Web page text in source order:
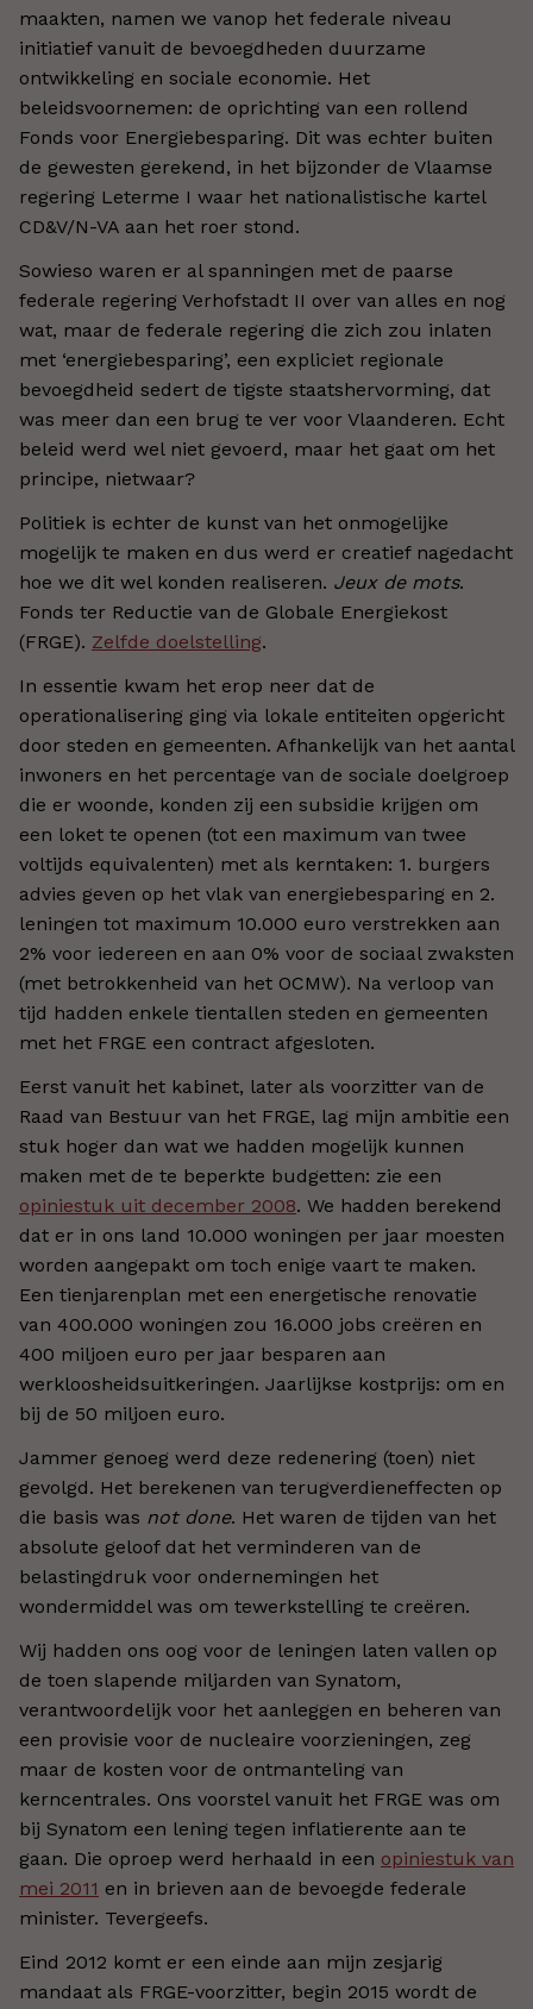
maakten, namen we vanop het federale niveau
initiatief vanuit de bevoegdheden duurzame
ontwikkeling en sociale economie. Het
beleidsvoornemen: de oprichting van een rollend
Fonds voor Energiebesparing. Dit was echter buiten
de gewesten gerekend, in het bijzonder de Vlaamse
regering Leterme I waar het nationalistische kartel
CD&V/N-VA aan het roer stond.
Sowieso waren er al spanningen met de paarse
federale regering Verhofstadt II over van alles en nog
wat, maar de federale regering die zich zou inlaten
met ‘energiebesparing’, een expliciet regionale
bevoegdheid sedert de tigste staatshervorming, dat
was meer dan een brug te ver voor Vlaanderen. Echt
beleid werd wel niet gevoerd, maar het gaat om het
principe, nietwaar?
Politiek is echter de kunst van het onmogelijke
mogelijk te maken en dus werd er creatief nagedacht
hoe we dit wel konden realiseren. Jeux de mots.
Fonds ter Reductie van de Globale Energiekost
(FRGE). Zelfde doelstelling.
In essentie kwam het erop neer dat de
operationalisering ging via lokale entiteiten opgericht
door steden en gemeenten. Afhankelijk van het aantal
inwoners en het percentage van de sociale doelgroep
die er woonde, konden zij een subsidie krijgen om
een loket te openen (tot een maximum van twee
voltijds equivalenten) met als kerntaken: 1. burgers
advies geven op het vlak van energiebesparing en 2.
leningen tot maximum 10.000 euro verstrekken aan
2% voor iedereen en aan 0% voor de sociaal zwaksten
(met betrokkenheid van het OCMW). Na verloop van
tijd hadden enkele tientallen steden en gemeenten
met het FRGE een contract afgesloten.
Eerst vanuit het kabinet, later als voorzitter van de
Raad van Bestuur van het FRGE, lag mijn ambitie een
stuk hoger dan wat we hadden mogelijk kunnen
maken met de te beperkte budgetten: zie een
opiniestuk uit december 2008. We hadden berekend
dat er in ons land 10.000 woningen per jaar moesten
worden aangepakt om toch enige vaart te maken.
Een tienjarenplan met een energetische renovatie
van 400.000 woningen zou 16.000 jobs creëren en
400 miljoen euro per jaar besparen aan
werkloosheidsuitkeringen. Jaarlijkse kostprijs: om en
bij de 50 miljoen euro.
Jammer genoeg werd deze redenering (toen) niet
gevolgd. Het berekenen van terugverdieneffecten op
die basis was not done. Het waren de tijden van het
absolute geloof dat het verminderen van de
belastingdruk voor ondernemingen het
wondermiddel was om tewerkstelling te creëren.
Wij hadden ons oog voor de leningen laten vallen op
de toen slapende miljarden van Synatom,
verantwoordelijk voor het aanleggen en beheren van
een provisie voor de nucleaire voorzieningen, zeg
maar de kosten voor de ontmanteling van
kerncentrales. Ons voorstel vanuit het FRGE was om
bij Synatom een lening tegen inflatierente aan te
gaan. Die oproep werd herhaald in een opiniestuk van
mei 2011 en in brieven aan de bevoegde federale
minister. Tevergeefs.
Eind 2012 komt er een einde aan mijn zesjarig
mandaat als FRGE-voorzitter, begin 2015 wordt de